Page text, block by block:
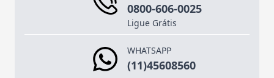
0800-606-0025
Ligue Grátis
WHATSAPP
(11)45608560